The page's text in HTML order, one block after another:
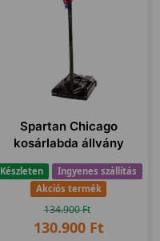
Spartan Chicago
kosárlabda állvány
Készleten
Ingyenes szállítás
Akciós termék
134.900Ft
130.900 Ft